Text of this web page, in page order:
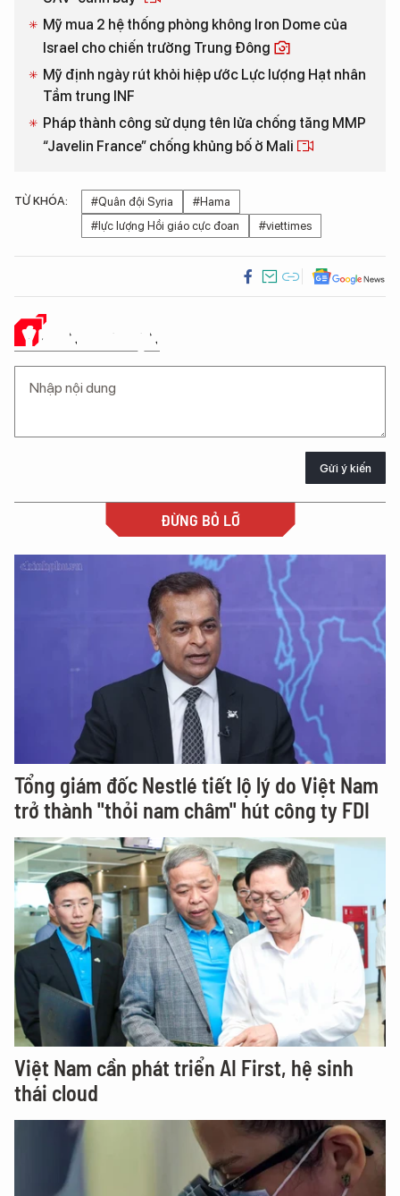
Mỹ mua 2 hệ thống phòng không Iron Dome của
Israel cho chiến trường Trung Đông
Mỹ định ngày rút khỏi hiệp ước Lực lượng Hạt nhân
Tầm trung INF
Pháp thành công sử dụng tên lửa chống tăng MMP
“Javelin France” chống khủng bố ở Mali
TỪ KHÓA: #Quân đội Syria
#Hama
#lực lượng Hồi giáo cực đoan
#viettimes
Ý KIẾN CỦA BẠN
Gửi ý kiến
ĐỪNG BỎ LỠ
Tổng giám đốc Nestlé tiết lộ lý do Việt Nam
trở thành "thỏi nam châm" hút công ty FDI
Việt Nam cần phát triển AI First, hệ sinh
thái cloud